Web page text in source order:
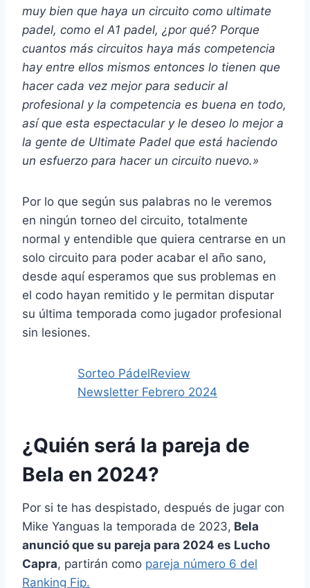
muy bien que haya un circuito como ultimate
padel, como el A1 padel, ¿por qué? Porque
cuantos más circuitos haya más competencia
hay entre ellos mismos entonces lo tienen que
hacer cada vez mejor para seducir al
profesional y la competencia es buena en todo,
así que esta espectacular y le deseo lo mejor a
la gente de Ultimate Padel que está haciendo
un esfuerzo para hacer un circuito nuevo.»
Por lo que según sus palabras no le veremos
en ningún torneo del circuito, totalmente
normal y entendible que quiera centrarse en un
solo circuito para poder acabar el año sano,
desde aquí esperamos que sus problemas en
el codo hayan remitido y le permitan disputar
su última temporada como jugador profesional
sin lesiones.
Sorteo PádelReview
Newsletter Febrero 2024
¿Quién será la pareja de
Bela en 2024?
Por si te has despistado, después de jugar con
Mike Yanguas la temporada de 2023, Bela
anunció que su pareja para 2024 es Lucho
Capra, partirán como pareja número 6 del
Ranking Fip.